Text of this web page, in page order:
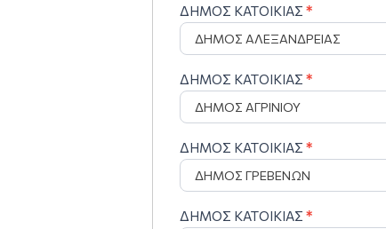
ΔΗΜΟΣ ΚΑΤΟΙΚΙΑΣ *
ΔΗΜΟΣ ΚΑΤΟΙΚΙΑΣ *
ΔΗΜΟΣ ΚΑΤΟΙΚΙΑΣ *
ΔΗΜΟΣ ΚΑΤΟΙΚΙΑΣ *